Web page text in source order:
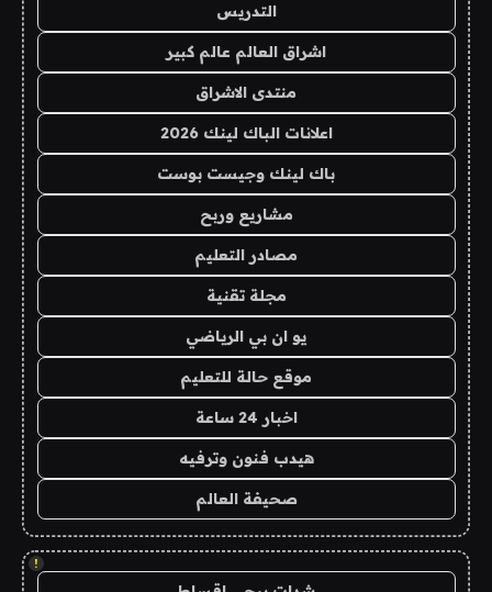
التدريس
اشراق العالم عالم كبير
منتدى الاشراق
اعلانات الباك لينك 2026
باك لينك وجيست بوست
مشاريع وربح
مصادر التعليم
مجلة تقنية
يو ان بي الرياضي
موقع حالة للتعليم
اخبار 24 ساعة
هيدب فنون وترفيه
صحيفة العالم
!